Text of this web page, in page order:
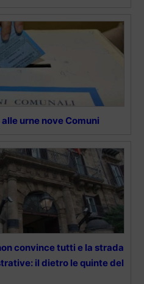
urne nove Comuni
convince tutti e la strada
il dietro le quinte del